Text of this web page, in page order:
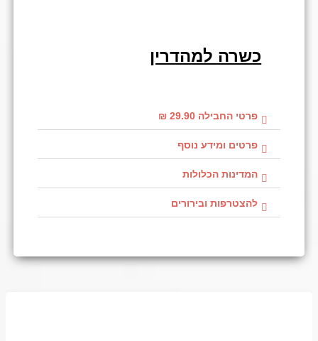
כשרה למהדרין
פרטי החבילה 29.90 ₪
פרטים ומידע נוסף
המדינות הכלולות
להצטרפות ובירורים